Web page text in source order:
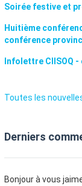
Soirée festive et
Huitième
conférence
Infolettre CIISOQ -
Toutes les
Derniers
Bonjour à vous